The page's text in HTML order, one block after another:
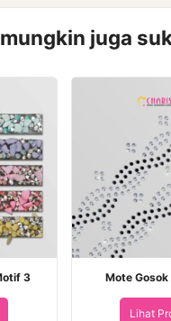
juga
3 Mote
Lihat